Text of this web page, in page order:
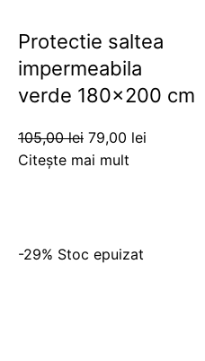
Protectie saltea
impermeabila
verde 180×200 cm
105,00lei 79,00 lei
Citește mai mult
-29% Stoc epuizat